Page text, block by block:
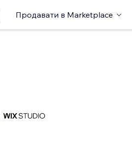
Продавати в Marketplace